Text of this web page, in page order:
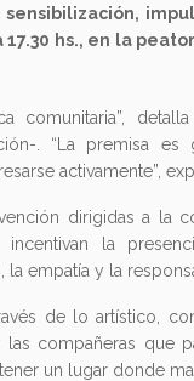
hs., en la
comunitaria”,
. “La premisa
activamente”,
dirigidas a la
incentivan la
empatía y la
de lo artístico,
compañeras que
un lugar donde